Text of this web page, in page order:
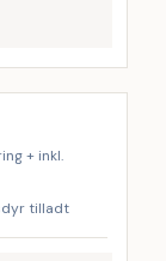
+ inkl.
tilladt